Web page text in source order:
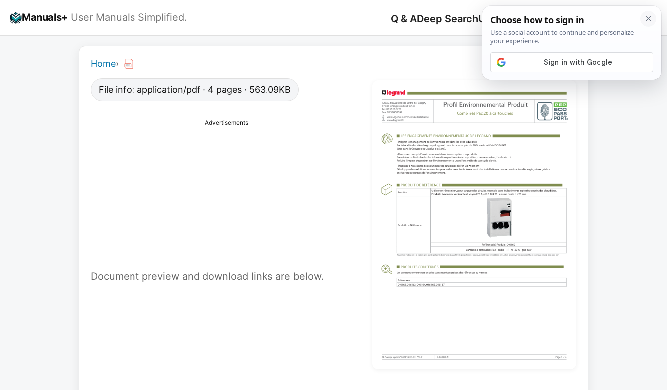
Manuals+ User Manuals Simplified. Q & ADeep SearchUpload
Search
for:
🔍
Home›
File info: application/pdf · 4 pages · 563.09KB
Advertisements
Document preview and download links are below.